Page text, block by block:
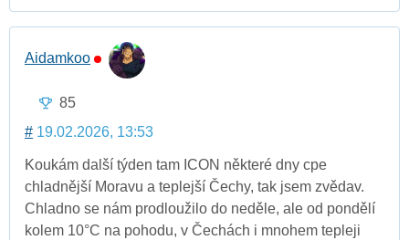
Aidamkoo
85
# 19.02.2026, 13:53
Koukám další týden tam ICON některé dny cpe
chladnější Moravu a teplejší Čechy, tak jsem zvědav.
Chladno se nám prodloužilo do neděle, ale od pondělí
kolem 10°C na pohodu, v Čechách i mnohem tepleji